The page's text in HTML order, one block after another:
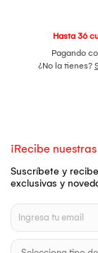
Hasta 36
Pagando
¿No la tienes?
¡Recibe
Suscríbete y
exclusivas y